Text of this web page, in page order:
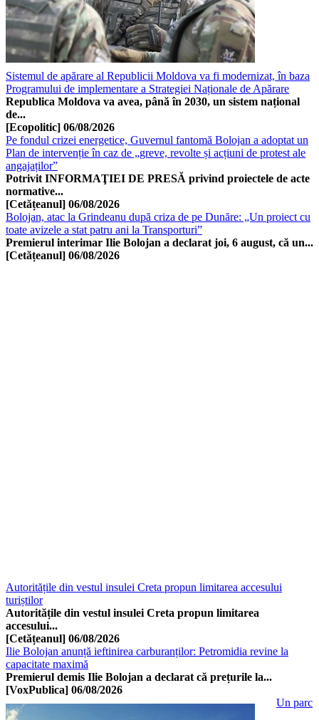
Sistemul de apărare al Republicii Moldova va fi modernizat, în baza
Programului de implementare a Strategiei Naționale de Apărare
Republica Moldova va avea, până în 2030, un sistem național
de...
[Ecopolitic] 06/08/2026
Pe fondul crizei energetice, Guvernul fantomă Bolojan a adoptat un
Plan de intervenție în caz de „greve, revolte și acțiuni de protest ale
angajaților”
Potrivit INFORMAŢIEI DE PRESĂ privind proiectele de acte
normative...
[Cetățeanul] 06/08/2026
Bolojan, atac la Grindeanu după criza de pe Dunăre: „Un proiect cu
toate avizele a stat patru ani la Transporturi”
Premierul interimar Ilie Bolojan a declarat joi, 6 august, că un...
[Cetățeanul] 06/08/2026
Autoritățile din vestul insulei Creta propun limitarea accesului
turiștilor
Autoritățile din vestul insulei Creta propun limitarea
accesului...
[Cetățeanul] 06/08/2026
Ilie Bolojan anunță ieftinirea carburanților: Petromidia revine la
capacitate maximă
Premierul demis Ilie Bolojan a declarat că prețurile la...
[VoxPublica] 06/08/2026
Un parc